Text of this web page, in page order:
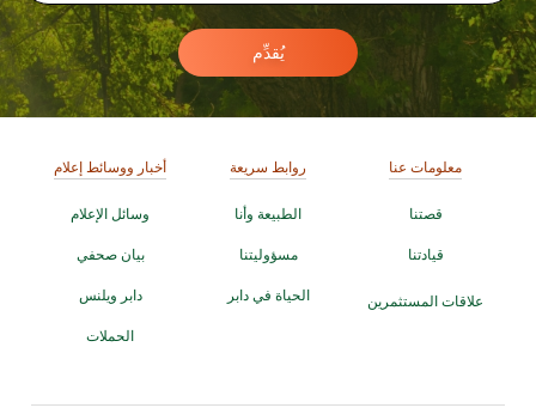
يُقدِّم
معلومات عنا
قصتنا
قيادتنا
علاقات المستثمرين
روابط سريعة
الطبيعة وأنا
مسؤوليتنا
الحياة في دابر
أخبار ووسائط إعلام
وسائل الإعلام
بيان صحفي
دابر ويلنس
الحملات